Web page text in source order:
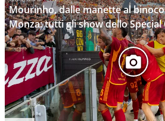
Mourinho, dalle manette al
Monza: tutti gli show dello Special